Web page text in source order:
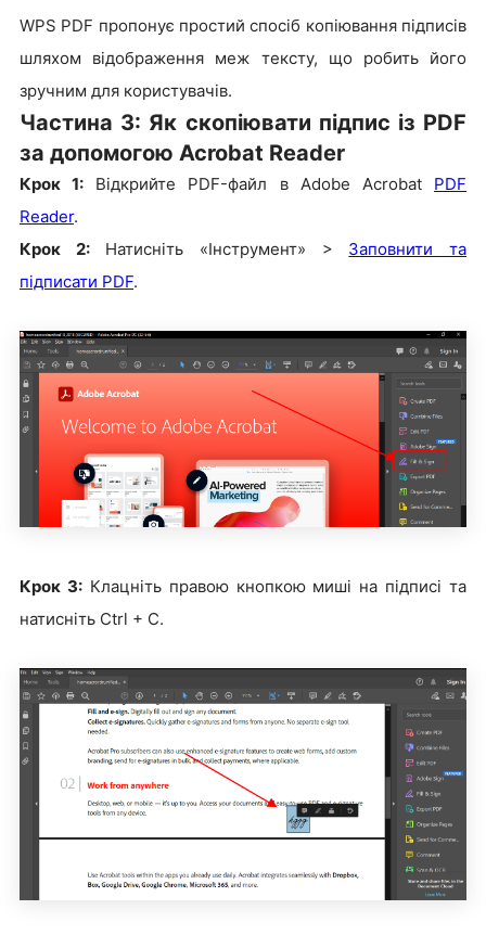
WPS PDF пропонує простий спосіб копіювання підписів
шляхом відображення меж тексту, що робить його
зручним для користувачів.
Частина 3: Як скопіювати підпис із PDF
за допомогою Acrobat Reader
Крок 1: Відкрийте PDF-файл в Adobe Acrobat PDF
Reader.
Крок 2:Натисніть «Інструмент» > Заповнити та
підписати PDF.
Крок 3:Клацніть правою кнопкою миші на підписі та
натисніть Ctrl + C.